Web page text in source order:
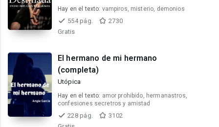
Hay en el texto: vampiros, misterio, demonios
554 pág.
2730
Gratis
El hermano de mi hermano
(completa)
Utópica
Hay en el texto: amor prohibido, hermanastros,
confesiones secretros y amistad
228 pág.
3102